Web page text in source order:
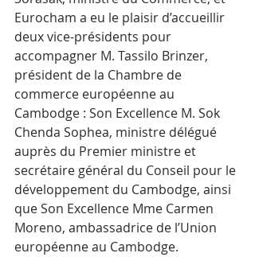
Eurocham a eu le plaisir d’accueillir
deux vice-présidents pour
accompagner M. Tassilo Brinzer,
président de la Chambre de
commerce européenne au
Cambodge : Son Excellence M. Sok
Chenda Sophea, ministre délégué
auprès du Premier ministre et
secrétaire général du Conseil pour le
développement du Cambodge, ainsi
que Son Excellence Mme Carmen
Moreno, ambassadrice de l’Union
européenne au Cambodge.